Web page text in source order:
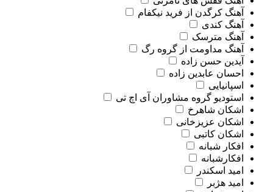
آهنگ کرگدن از فرید نیکفام
آهنگ کندی
آهنگ مترسک
آهنگ مداومت از گروه رگ
آیدین حسن زاده
احسان عابدین زاده
اسپانیایی
استودیو گروه مشاوران آی اچ تی
اشکان شاهرخ
اشکان عزیزخانی
اشکان کاتبی
افکار شبانه
افکارشبانه
امید اسکندر
امید هژبر